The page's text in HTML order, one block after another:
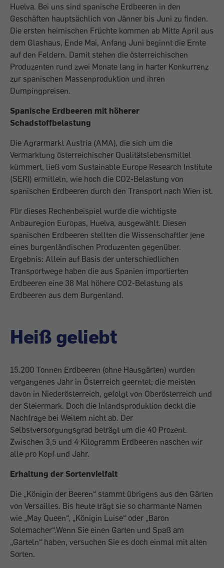
Huelva. Bei uns sind spanische Erdbeeren in den
Geschäften hauptsächlich von Jänner bis Juni zu finden.
Die ersten heimischen Früchte kommen ab Mitte April aus
dem Glashaus, Ende Mai, Anfang Juni beginnt die Ernte
auf den Feldern. Damit stehen die österreichischen
Produzenten rund zwei Monate lang in harter Konkurrenz
zur spanischen Massenproduktion und ihren
Dumpingpreisen.
Spanische Erdbeeren mit höherer
Schadstoffbelastung
Die Agrarmarkt Austria (AMA), die sich um die
Vermarktung österreichischer Qualitätslebensmittel
kümmert, ließ vom Sustainable Europe Research Institute
(SERI) ermitteln, wie hoch die CO2-Belastung von
spanischen Erdbeeren durch den Transport nach Wien ist.
Für dieses Rechenbeispiel wurde die wichtigste
Anbauregion Europas, Huelva, ausgewählt. Diesen
spanischen Erdbeeren stellten die Wissenschaftler jene
eines burgenländischen Produzenten gegenüber.
Ergebnis: Allein auf Basis der unterschiedlichen
Transportwege haben die aus Spanien importierten
Erdbeeren eine 38 Mal höhere CO2-Belastung als
Erdbeeren aus dem Burgenland.
Heiß geliebt
15.200 Tonnen Erdbeeren (ohne Hausgärten) wurden
vergangenes Jahr in Österreich geerntet; die meisten
davon in Niederösterreich, gefolgt von Oberösterreich und
der Steiermark. Doch die Inlandsproduktion deckt die
Nachfrage bei Weitem nicht ab. Der
Selbstversorgungsgrad beträgt um die 40 Prozent.
Zwischen 3,5 und 4 Kilogramm Erdbeeren naschen wir
alle pro Kopf und Jahr.
Erhaltung der Sortenvielfalt
Die „Königin der Beeren“ stammt übrigens aus den Gärten
von Versailles. Bis heute trägt sie so charmante Namen
wie „May Queen“, „Königin Luise“ oder „Baron
Solemacher“.Wenn Sie einen Garten und Spaß am
„Garteln“ haben, versuchen Sie es doch einmal mit alten
Sorten.